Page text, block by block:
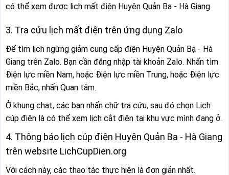
có thể xem được lịch mất điện Huyện Quản Bạ - Hà Giang
3. Tra cứu lịch mất điện trên ứng dụng Zalo
Để tìm lịch ngừng giảm cung cấp điện Huyện Quản Bạ - Hà
Giang trên Zalo. Bạn cần đăng nhập tài khoản Zalo. Nhấn tìm
Điện lực miền Nam, hoặc Điện lực miền Trung, hoặc Điện lực
miền Bắc, nhấn Quan tâm.
Ở khung chat, các bạn nhấn chữ tra cứu, sau đó chọn Lịch
cúp điện là có thể xem lịch cắt điện tại khu vực mình đang ở.
4. Thông báo lịch cúp điện Huyện Quản Bạ - Hà Giang
trên website LichCupDien.org
Với cách này, các thao tác thực hiện là đơn giản nhất.